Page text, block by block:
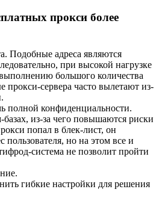
прокси более
Подобные адреса являются
при высокой нагрузке
большого количества
прокси-сервера часто вылетают из-
полной конфиденциальности.
из-за чего повышаются риски
попал в блек-лист, он
пользователя, но на этом все и
система не позволит пройти
гибкие настройки для решения